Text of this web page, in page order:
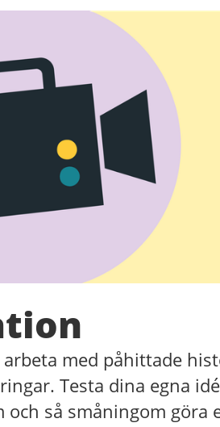
med påhittade
Testa dina egna
så småningom göra